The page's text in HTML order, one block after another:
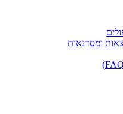
ומסדנאות